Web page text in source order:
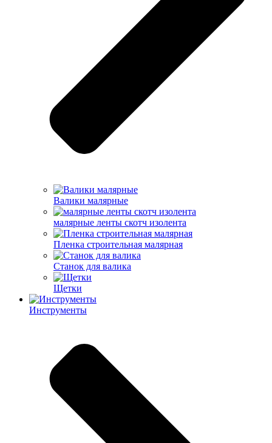
Валики малярные
малярные ленты скотч изолента
Пленка строительная малярная
Станок для валика
Щетки
Инструменты